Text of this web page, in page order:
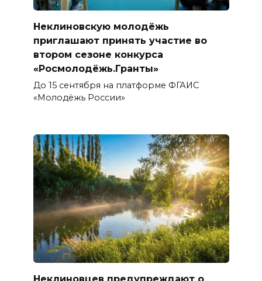
Неклиновскую молодёжь
приглашают принять участие во
втором сезоне конкурса
«Росмолодёжь.Гранты»
До 15 сентября на платформе ФГАИС
«Молодёжь России»